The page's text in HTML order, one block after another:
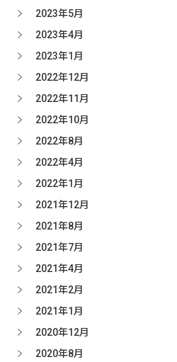
2023年5月
2023年4月
2023年1月
2022年12月
2022年11月
2022年10月
2022年8月
2022年4月
2022年1月
2021年12月
2021年8月
2021年7月
2021年4月
2021年2月
2021年1月
2020年12月
2020年8月